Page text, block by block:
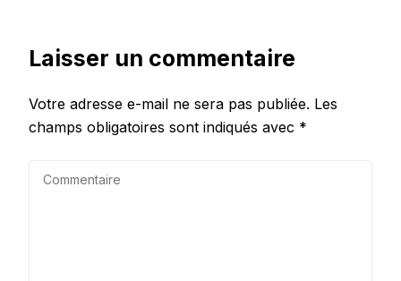
Laisser un commentaire
Votre adresse e-mail ne sera pas publiée. Les
champs obligatoires sont indiqués avec *